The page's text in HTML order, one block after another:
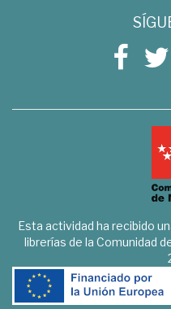
Esta actividad ha recibido
librerías de la Comunidad